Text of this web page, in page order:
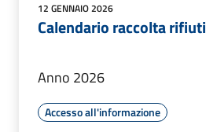
12 GENNAIO 2026
Calendario raccolta rifiuti
Anno 2026
Accesso all'informazione